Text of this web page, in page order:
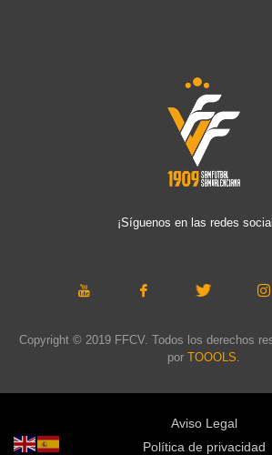
¡Síguenos en las redes
Copyright © 2019 FFCV. Todos los derechos
por TOOOLS
Aviso Legal
Política de privacidad